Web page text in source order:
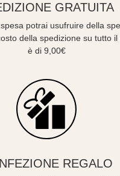
GRATUITA
potrai usufruire della
della spedizione su tutto
è di 9,00€
REGALO